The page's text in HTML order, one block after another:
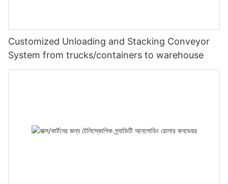
Customized Unloading and Stacking Conveyor
System from trucks/containers to warehouse